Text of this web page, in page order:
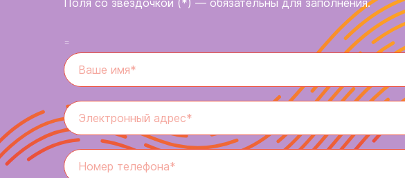
=
Поля со звездочкой (*) — обязательны для заполнения.